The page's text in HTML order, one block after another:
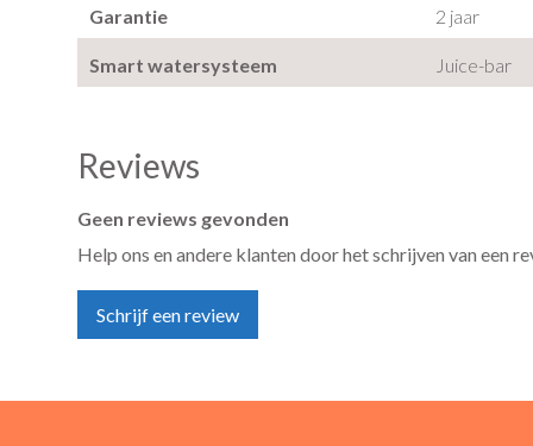
Garantie 2 jaar
Smart watersysteem Juice-bar
Reviews
Geen reviews gevonden
Help ons en andere klanten door het schrijven van een
Schrijf een review